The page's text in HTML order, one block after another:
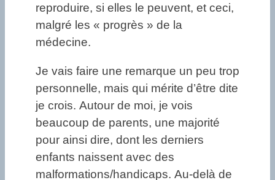
reproduire, si elles le peuvent, et ceci,
malgré les « progrès » de la
médecine.
Je vais faire une remarque un peu trop
personnelle, mais qui mérite d’être dite
je crois. Autour de moi, je vois
beaucoup de parents, une majorité
pour ainsi dire, dont les derniers
enfants naissent avec des
malformations/handicaps. Au-delà de